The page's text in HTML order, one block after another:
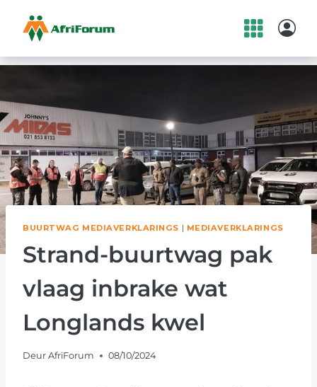
to
BUURTWAG MEDIAVERKLARINGS | MEDIAVERKLARINGS
Strand-buurtwag pak
vlaag inbrake wat
Longlands kwel
Deur AfriForum 08/10/2024